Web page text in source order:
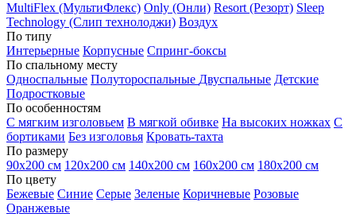
MultiFlex (МультиФлекс) Only (Онли) Resort (Резорт) Sleep
Technology (Слип технолоджи) Воздух
По типу
Интерьерные Корпусные Спринг-боксы
По спальному месту
Односпальные Полутороспальные Двуспальные Детские
Подростковые
По особенностям
С мягким изголовьем В мягкой обивке На высоких ножках С
бортиками Без изголовья Кровать-тахта
По размеру
90х200 см 120х200 см 140х200 см 160х200 см 180х200 см
По цвету
Бежевые Синие Серые Зеленые Коричневые Розовые
Оранжевые